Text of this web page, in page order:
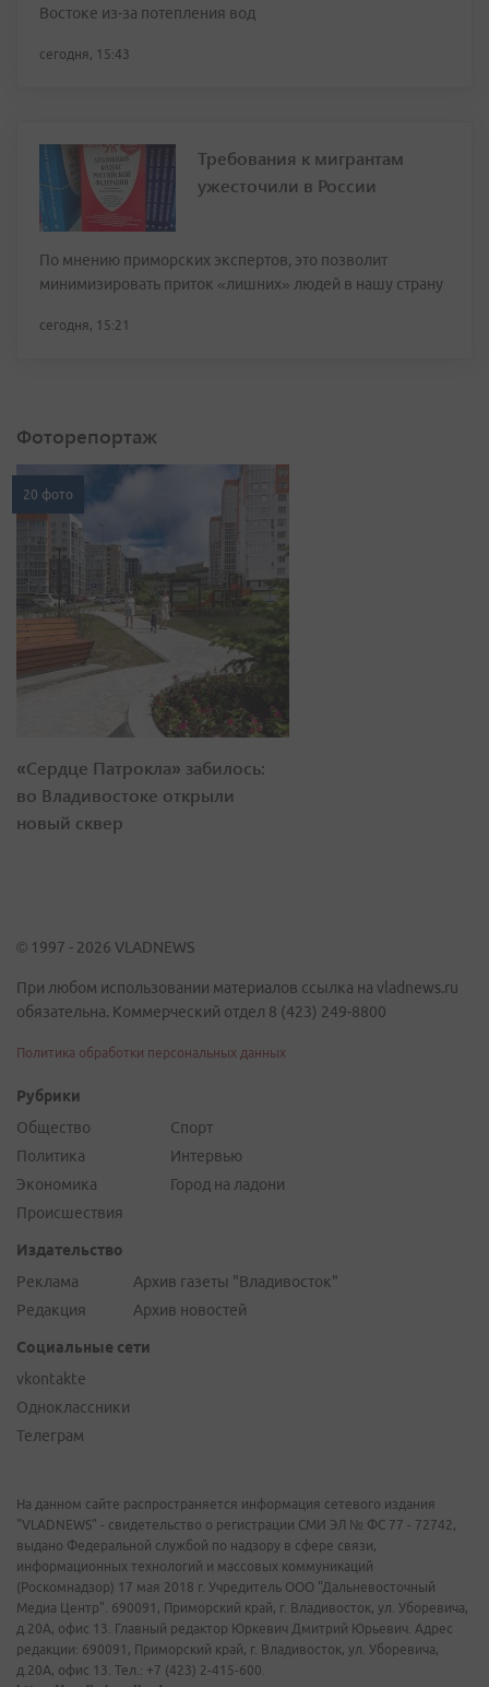
Востоке из-за потепления вод
сегодня, 15:43
Требования к мигрантам
ужесточили в России
По мнению приморских экспертов, это позволит
минимизировать приток «лишних» людей в нашу страну
сегодня, 15:21
Фоторепортаж
20 фото
«Сердце Патрокла» забилось:
во Владивостоке открыли
новый сквер
© 1997 - 2026 VLADNEWS
При любом использовании материалов ссылка на vladnews.ru
обязательна. Коммерческий отдел 8 (423) 249-8800
Политика обработки персональных данных
Рубрики
Общество
Политика
Экономика
Происшествия
Спорт
Интервью
Город на ладони
Издательство
Реклама
Редакция
Архив газеты "Владивосток"
Архив новостей
Социальные сети
vkontakte
Одноклассники
Телеграм
На данном сайте распространяется информация сетевого издания
"VLADNEWS" - свидетельство о регистрации СМИ ЭЛ № ФС 77 - 72742,
выдано Федеральной службой по надзору в сфере связи,
информационных технологий и массовых коммуникаций
(Роскомнадзор) 17 мая 2018 г. Учредитель ООО "Дальневосточный
Медиа Центр". 690091, Приморский край, г. Владивосток, ул. Уборевича,
д.20А, офис 13. Главный редактор Юркевич Дмитрий Юрьевич. Адрес
редакции: 690091, Приморский край, г. Владивосток, ул. Уборевича,
д.20А, офис 13. Тел.: +7 (423) 2-415-600.